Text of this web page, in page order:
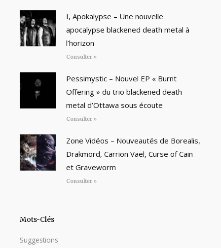
I, Apokalypse – Une nouvelle
apocalypse blackened death metal à
l’horizon
Consulter »
Pessimystic – Nouvel EP « Burnt
Offering » du trio blackened death
metal d’Ottawa sous écoute
Consulter »
Zone Vidéos – Nouveautés de Borealis,
Drakmord, Carrion Vael, Curse of Cain
et Graveworm
Consulter »
Mots-Clés
Suggestions